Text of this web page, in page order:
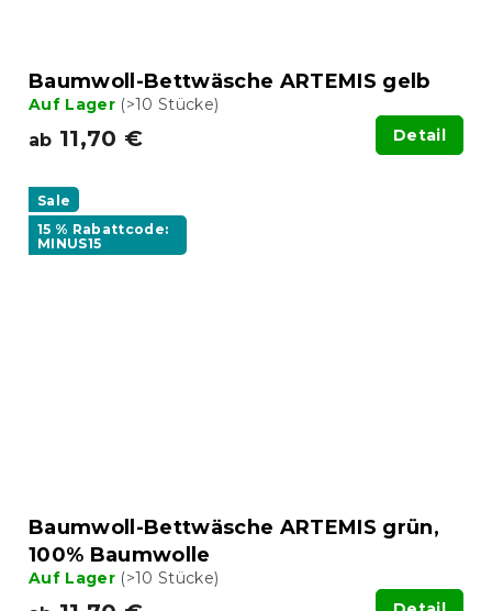
Baumwoll-Bettwäsche ARTEMIS gelb
Auf Lager (>10 Stücke)
ab 11,70 € Detail
Sale
15 % Rabattcode:
MINUS15
Baumwoll-Bettwäsche ARTEMIS grün,
100% Baumwolle
Auf Lager (>10 Stücke)